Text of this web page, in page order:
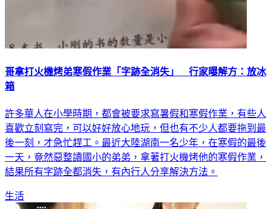
哥拿打火機烤弟寒假作業「字跡全消失」 行家曝解方：放冰
箱
許多華人在小學時期，都會被要求寫暑假和寒假作業，有些人
喜歡立刻寫完，可以好好放心地玩，但也有不少人都要拖到最
後一刻，才急忙趕工。最近大陸湖南一名少年，在寒假的最後
一天，竟然惡整讀國小的弟弟，拿著打火機烤他的寒假作業，
結果所有字跡全都消失，有內行人分享解決方法。
生活